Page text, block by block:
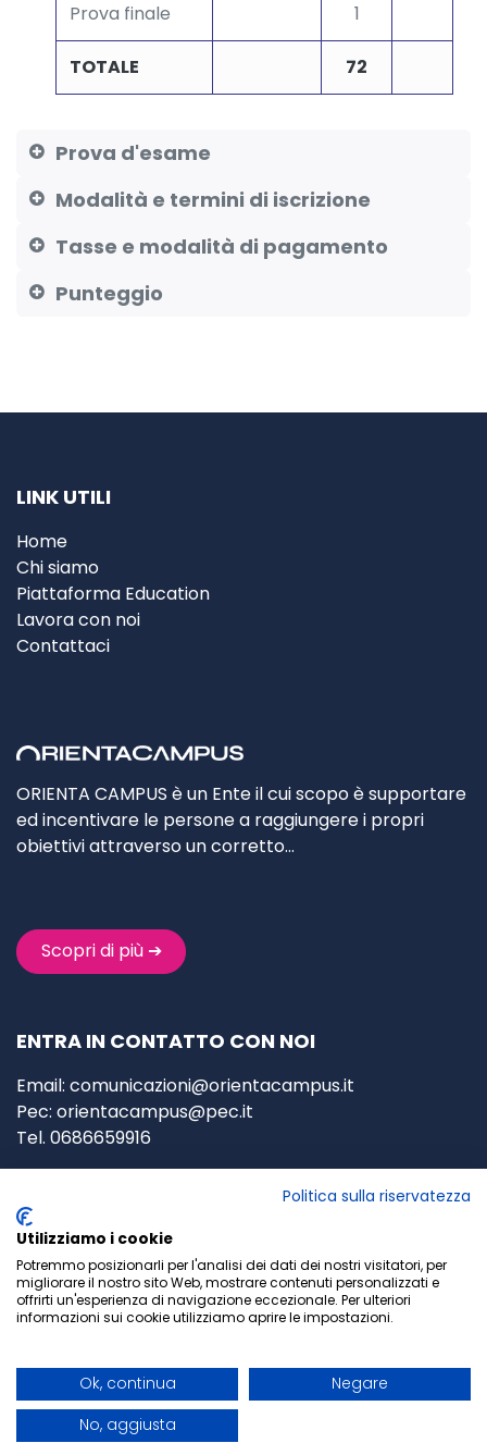
Prova finale 1
TOTALE 72
Prova d'esame
Modalità e termini di iscrizione
Tasse e modalità di pagamento
Punteggio
LINK UTILI
Home
Chi siamo
Piattaforma Education
Lavora con noi
Contattaci
ORIENTA CAMPUS è un Ente il cui scopo è supportare
ed incentivare le persone a raggiungere i propri
obiettivi attraverso un corretto…
Scopri di più ➔
ENTRA IN CONTATTO CON NOI
Email: comunicazioni@orientacampus.it
Pec: orientacampus@pec.it
Tel. 0686659916
00127 Roma
P.IVA: 02963930595
Privacy Policy-Cookie Policy
Politica sulla riservatezza
Utilizziamo i cookie
Potremmo posizionarli per l'analisi dei dati dei nostri visitatori, per
migliorare il nostro sito Web, mostrare contenuti personalizzati e
offrirti un'esperienza di navigazione eccezionale. Per ulteriori
informazioni sui cookie utilizziamo aprire le impostazioni.
Ok, continua
Negare
No, aggiusta